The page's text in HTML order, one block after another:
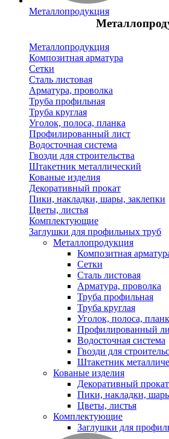
Металлопродукция
Металлопродукция
Композитная арматура
Сетки
Сталь листовая
Арматура, проволка
Труба профильная
Труба круглая
Уголок, полоса, планка
Профилированный лист
Водосточная система
Гвозди для строительства
Штакетник металлический
Кованые изделия
Декоративный прокат
Пики, накладки, шары, заклепки
Цветы, листья
Комплектующие
Заглушки для профильных труб
Металлопродукция
Композитная
Сетки
Сталь листовая
Арматура, проволка
Труба профильная
Труба круглая
Уголок, полоса,
Профилированный
Водосточная система
Гвозди для
Штакетник
Кованые изделия
Декоративный прокат
Пики, накладки,
Цветы, листья
Комплектующие
Заглушки для